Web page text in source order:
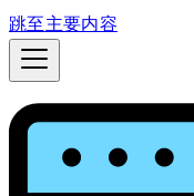
跳至主要内容